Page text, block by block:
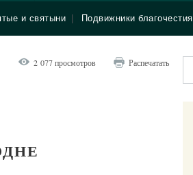
и святыни Подвижники благочестия
2 077 просмотров Распечатать